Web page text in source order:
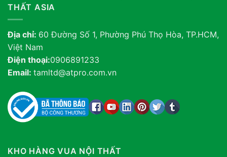
THẤT ASIA
Địa chỉ: 60 Đường Số 1, Phường Phú Thọ Hòa, TP.HCM,
Việt Nam
Điện thoại:0906891233
Email: tamltd@atpro.com.vn
KHO HÀNG VUA NỘI THẤT